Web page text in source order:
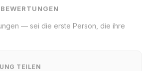
— sei die erste Person, die ihre
TEILEN